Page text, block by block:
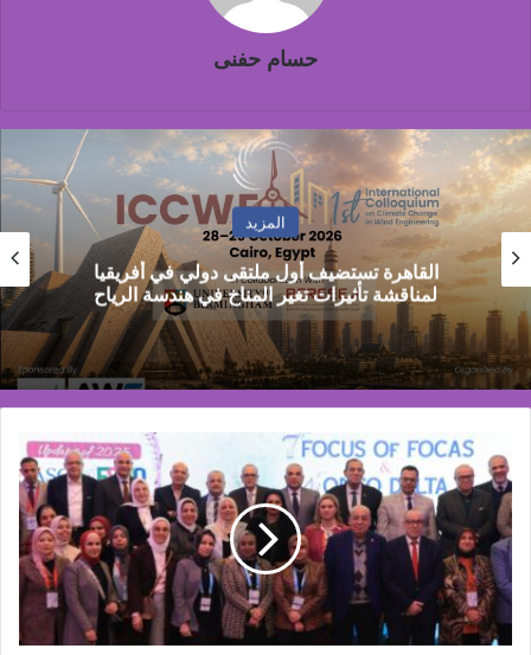
حسام حفنى
المزيد
بنك مصر يشارك في فعالية “اليوم العالمي للشباب”
ويقدم العديد من العروض المجانية دعمًا للشمول
المالي تحت رعاية البنك المركزي
إنطلاق
فعاليات
المؤتمر
السابع
لجمعية
أصدقاء
مرضى
الأورام
برئاسه